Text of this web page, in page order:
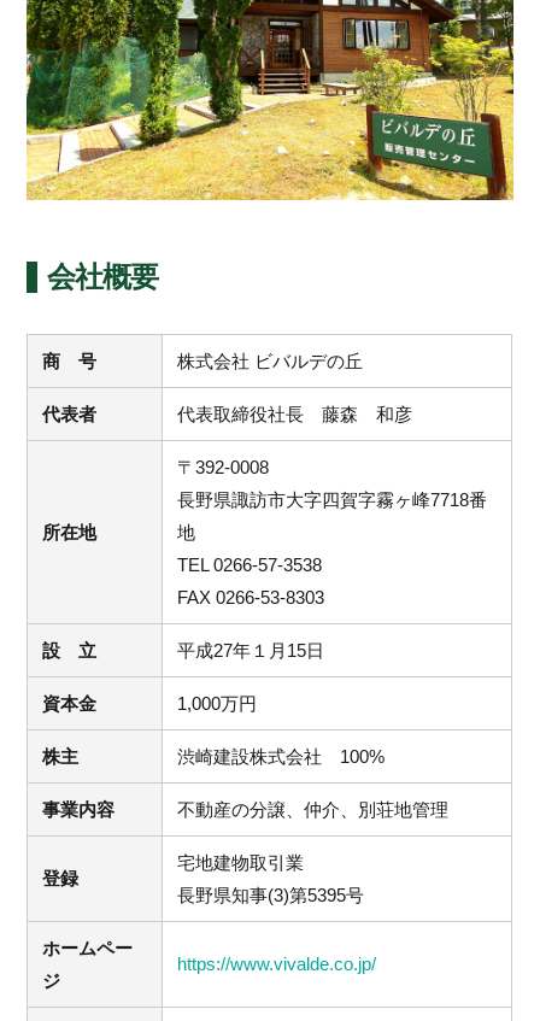
会社概要
商 号 株式会社 ビバルデの丘
代表者 代表取締役社長 藤森 和彦
所在地
〒392-0008
長野県諏訪市大字四賀字霧ヶ峰7718番
地
TEL 0266-57-3538
FAX 0266-53-8303
設 立 平成27年１月15日
資本金 1,000万円
株主 渋崎建設株式会社 100%
事業内容 不動産の分譲、仲介、別荘地管理
登録
宅地建物取引業
長野県知事(3)第5395号
ホームペー
ジ
https://www.vivalde.co.jp/